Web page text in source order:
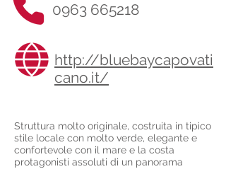
0963 665218
http://bluebaycapovati
cano.it/
Struttura molto originale, costruita in tipico
stile locale con molto verde, elegante e
confortevole con il mare e la costa
protagonisti assoluti di un panorama